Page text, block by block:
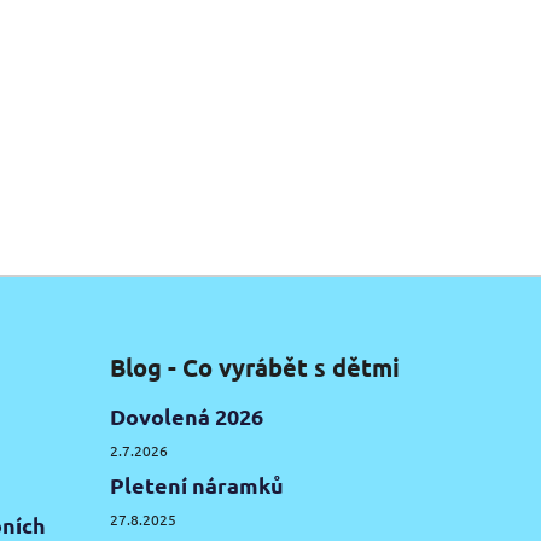
Blog - Co vyrábět s dětmi
Dovolená 2026
2.7.2026
Pletení náramků
27.8.2025